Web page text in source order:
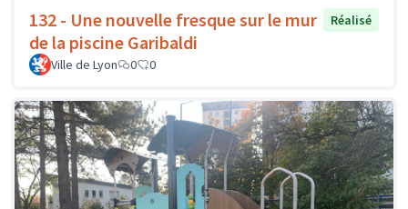
132 - Une nouvelle fresque sur le mur
de la piscine Garibaldi
Réalisé
Ville de Lyon 0 0